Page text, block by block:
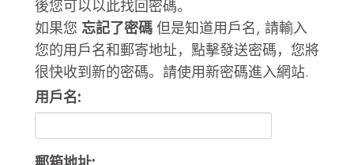
後您可以以此找回密碼。
如果您 忘記了密碼但是知道用戶名, 請輸入
您的用戶名和郵寄地址，點擊發送密碼，您將
很快收到新的密碼。請使用新密碼進入網站.
用戶名: